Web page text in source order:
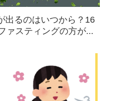
出るのはいつから？16
ァスティングの方が...